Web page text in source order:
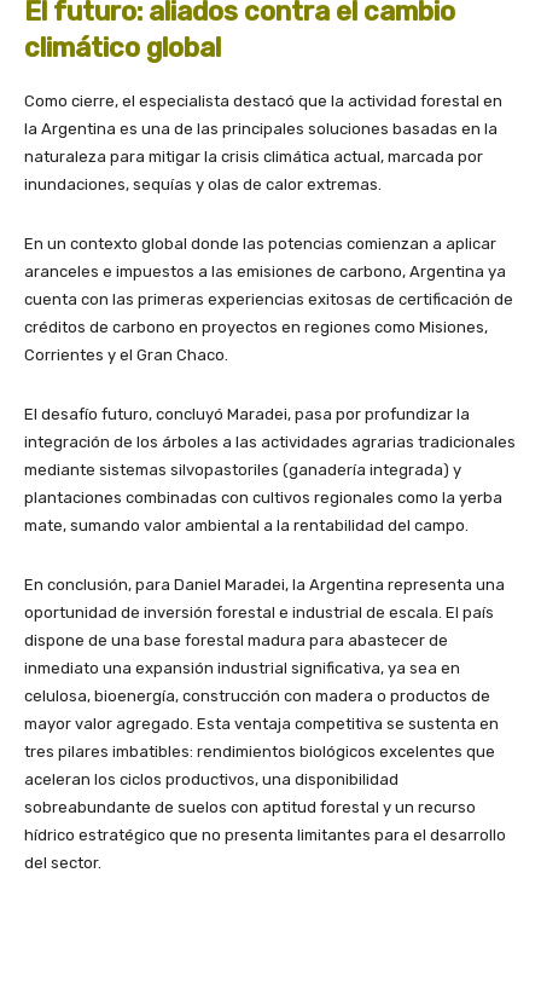
El futuro: aliados contra el cambio
climático global
Como cierre, el especialista destacó que la actividad forestal en
la Argentina es una de las principales soluciones basadas en la
naturaleza para mitigar la crisis climática actual, marcada por
inundaciones, sequías y olas de calor extremas.
En un contexto global donde las potencias comienzan a aplicar
aranceles e impuestos a las emisiones de carbono, Argentina ya
cuenta con las primeras experiencias exitosas de certificación de
créditos de carbono en proyectos en regiones como Misiones,
Corrientes y el Gran Chaco.
El desafío futuro, concluyó Maradei, pasa por profundizar la
integración de los árboles a las actividades agrarias tradicionales
mediante sistemas silvopastoriles (ganadería integrada) y
plantaciones combinadas con cultivos regionales como la yerba
mate, sumando valor ambiental a la rentabilidad del campo.
En conclusión, para Daniel Maradei, la Argentina representa una
oportunidad de inversión forestal e industrial de escala. El país
dispone de una base forestal madura para abastecer de
inmediato una expansión industrial significativa, ya sea en
celulosa, bioenergía, construcción con madera o productos de
mayor valor agregado. Esta ventaja competitiva se sustenta en
tres pilares imbatibles: rendimientos biológicos excelentes que
aceleran los ciclos productivos, una disponibilidad
sobreabundante de suelos con aptitud forestal y un recurso
hídrico estratégico que no presenta limitantes para el desarrollo
del sector.